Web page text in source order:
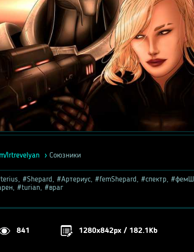
lrtrevelyan Союзники
, Shepard, Артериус, femShepard, спектр,
, turian, враг
841 1280x842px / 182.1Kb